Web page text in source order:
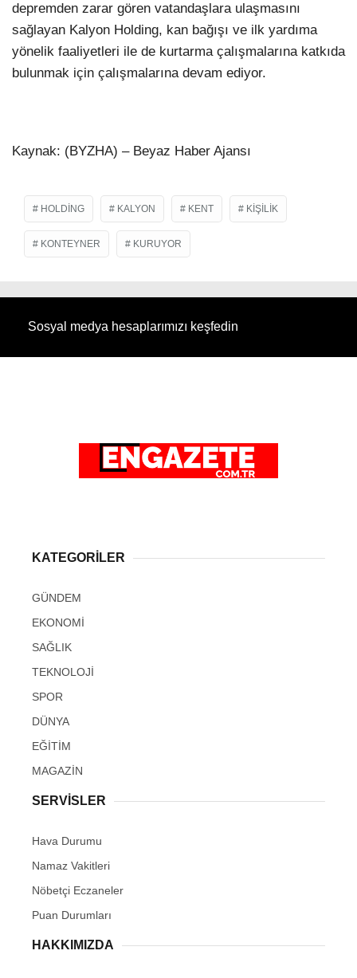
depremden zarar gören vatandaşlara ulaşmasını
sağlayan Kalyon Holding, kan bağışı ve ilk yardıma
yönelik faaliyetleri ile de kurtarma çalışmalarına katkıda
bulunmak için çalışmalarına devam ediyor.
Kaynak: (BYZHA) – Beyaz Haber Ajansı
HOLDING KALYON KENT KIŞILIK
KONTEYNER KURUYOR
Sosyal medya hesaplarımızı keşfedin
KATEGORİLER
GÜNDEM
EKONOMİ
SAĞLIK
TEKNOLOJİ
SPOR
DÜNYA
EĞİTİM
MAGAZİN
SERVİSLER
Hava Durumu
Namaz Vakitleri
Nöbetçi Eczaneler
Puan Durumları
HAKKIMIZDA